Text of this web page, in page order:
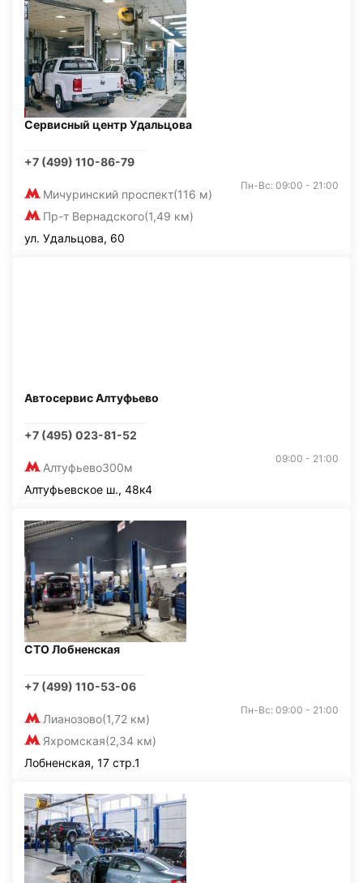
Сервисный центр Удальцова
+7 (499) 110-86-79
Мичуринский проспект(116 м)
Пр-т Вернадского(1,49 км)
Пн-Вс: 09:00 - 21:00
ул. Удальцова, 60
Автосервис Алтуфьево
+7 (495) 023-81-52
Алтуфьево300м
09:00 - 21:00
Алтуфьевское ш., 48к4
СТО Лобненская
+7 (499) 110-53-06
Лианозово(1,72 км)
Яхромская(2,34 км)
Пн-Вс: 09:00 - 21:00
Лобненская, 17 стр.1